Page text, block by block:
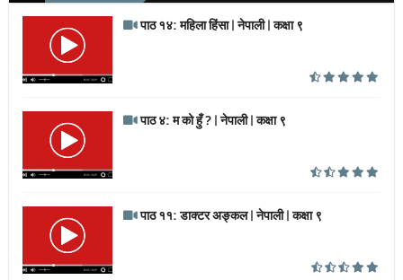
पाठ १४: महिला हिंसा | नेपाली | कक्षा ९
पाठ ४: म को हुँ ? | नेपाली | कक्षा ९
पाठ ११: डाक्टर अङ्कल | नेपाली | कक्षा ९